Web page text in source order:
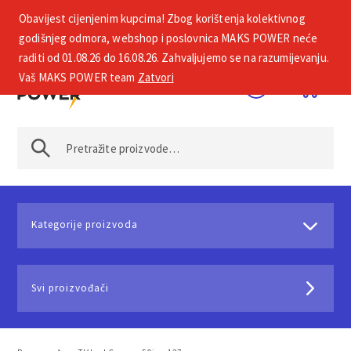
+385 1 2002 575
Kategorije proizvoda
Svi proizvođači
Obavijest cijenjenim kupcima! Zbog korištenja kolektivnog
godišnjeg odmora, webshop i poslovnica MAKS POWER neće
raditi od 01.08.26 do 16.08.26. Zahvaljujemo se na razumijevanju.
Vaš MAKS POWER team Zatvori